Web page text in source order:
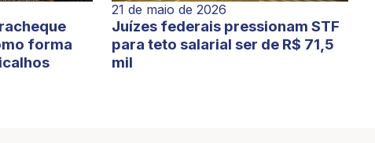
forma
21 de maio de 2026
Juízes federais pressionam STF
para teto salarial ser de R$ 71,5
mil